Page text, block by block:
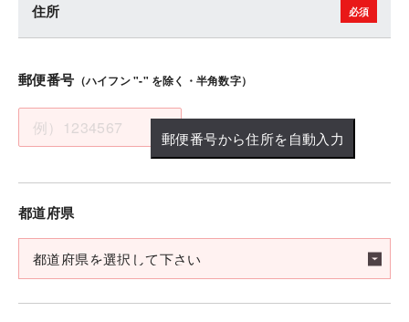
住所
郵便番号 （ハイフン "-" を除く・半角数字）
郵便番号から住所を自動入力
都道府県